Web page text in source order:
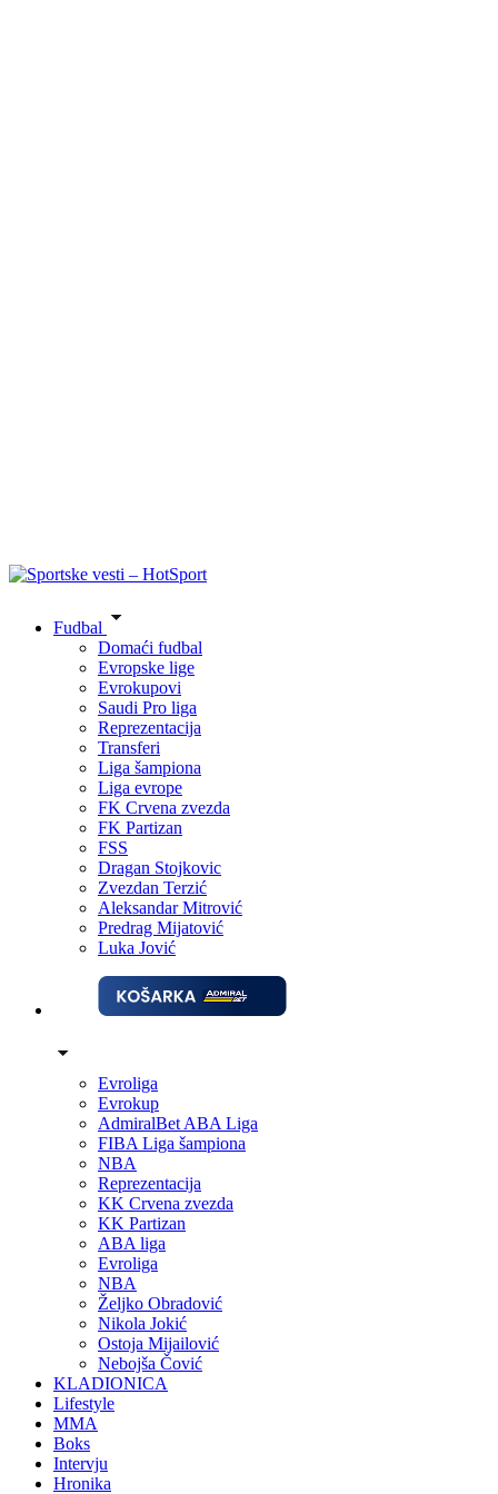
Fudbal
Domaći fudbal
Evropske lige
Evrokupovi
Saudi Pro liga
Reprezentacija
Transferi
Liga šampiona
Liga evrope
FK Crvena zvezda
FK Partizan
FSS
Dragan Stojkovic
Zvezdan Terzić
Aleksandar Mitrović
Predrag Mijatović
Luka Jović
Evroliga
Evrokup
AdmiralBet ABA Liga
FIBA Liga šampiona
NBA
Reprezentacija
KK Crvena zvezda
KK Partizan
ABA liga
Evroliga
NBA
Željko Obradović
Nikola Jokić
Ostoja Mijailović
Nebojša Čović
KLADIONICA
Lifestyle
MMA
Boks
Intervju
Hronika